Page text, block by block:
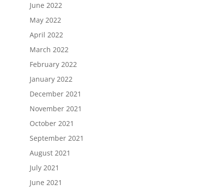
June 2022
May 2022
April 2022
March 2022
February 2022
January 2022
December 2021
November 2021
October 2021
September 2021
August 2021
July 2021
June 2021